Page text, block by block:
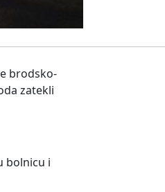
brodsko-
zatekli
bolnicu i